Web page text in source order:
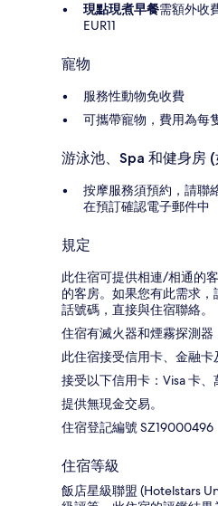
現點現煮早餐需額外收
EUR11
寵物
服務性動物免收費
可攜帶寵物，費用為每
游泳池、Spa 和健身房
按摩服務須預約，請聯
在預訂確認電子郵件中
規定
此住宿可提供相連/相通的
的客房。如果您有此需求
話號碼，直接與住宿聯絡。
住宿有滅火器和煙霧探測器
此住宿接受信用卡、金融卡
接受以下信用卡：Visa 卡
提供無現金交易。
住宿登記編號 SZ19000496
住宿等級
飯店星級聯盟 (Hotelstars